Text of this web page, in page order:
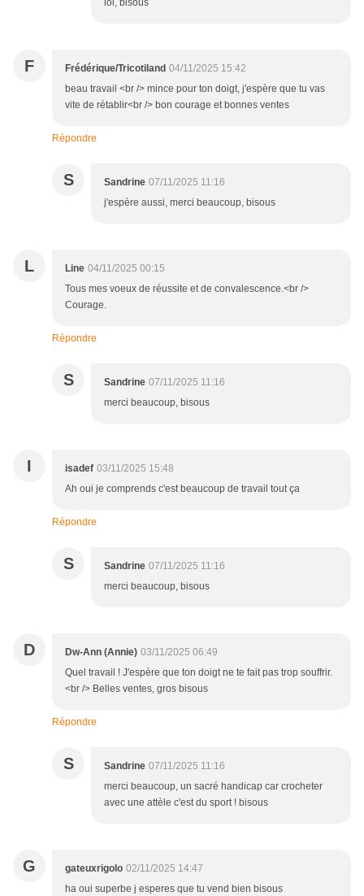
lol, bisous
F Frédérique/Tricotiland 04/11/2025 15:42
beau travail <br /> mince pour ton doigt, j'espère que tu vas
vite de rétablir<br /> bon courage et bonnes ventes
Répondre
S Sandrine 07/11/2025 11:16
j'espère aussi, merci beaucoup, bisous
L Line 04/11/2025 00:15
Tous mes voeux de réussite et de convalescence.<br />
Courage.
Répondre
S Sandrine 07/11/2025 11:16
merci beaucoup, bisous
I isadef 03/11/2025 15:48
Ah oui je comprends c'est beaucoup de travail tout ça
Répondre
S Sandrine 07/11/2025 11:16
merci beaucoup, bisous
D Dw-Ann (Annie) 03/11/2025 06:49
Quel travail ! J'espère que ton doigt ne te fait pas trop souffrir.
<br /> Belles ventes, gros bisous
Répondre
S Sandrine 07/11/2025 11:16
merci beaucoup, un sacré handicap car crocheter
avec une attèle c'est du sport ! bisous
G gateuxrigolo 02/11/2025 14:47
ha oui superbe j esperes que tu vend bien bisous